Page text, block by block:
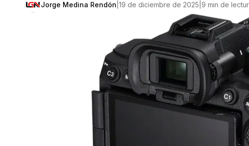
Jorge Medina Rendón 19 de diciembre de 2025 9 min de